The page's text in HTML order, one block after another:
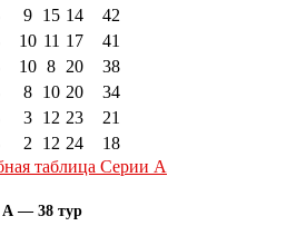
9 15 14
42
10 11 17
41
10 8 20
38
8 10 20
34
3 12 23
21
2 12 24
18
таблица Серии А
А — 38 тур